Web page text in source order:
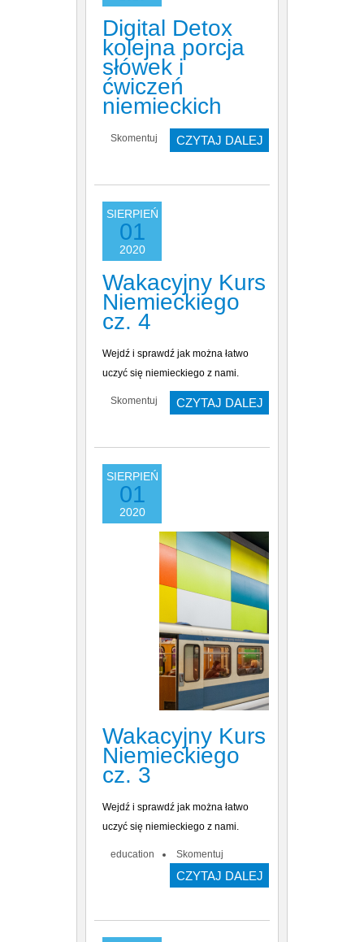
Digital Detox
kolejna porcja
słówek i
ćwiczeń
niemieckich
Skomentuj CZYTAJ DALEJ
SIERPIEŃ
01
2020
Wakacyjny Kurs
Niemieckiego
cz. 4
Wejdź i sprawdź jak można łatwo
uczyć się niemieckiego z nami.
Skomentuj CZYTAJ DALEJ
SIERPIEŃ
01
2020
Wakacyjny Kurs
Niemieckiego
cz. 3
Wejdź i sprawdź jak można łatwo
uczyć się niemieckiego z nami.
education Skomentuj
CZYTAJ DALEJ